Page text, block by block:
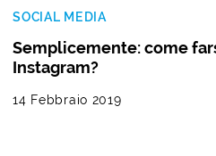
SOCIAL MEDIA
Semplicemente: come
Instagram?
14 Febbraio 2019